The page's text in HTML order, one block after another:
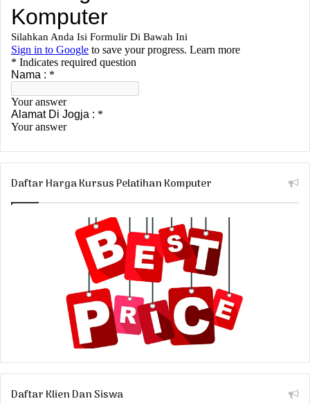
Daftar Harga Kursus Pelatihan Komputer
Daftar Klien Dan Siswa